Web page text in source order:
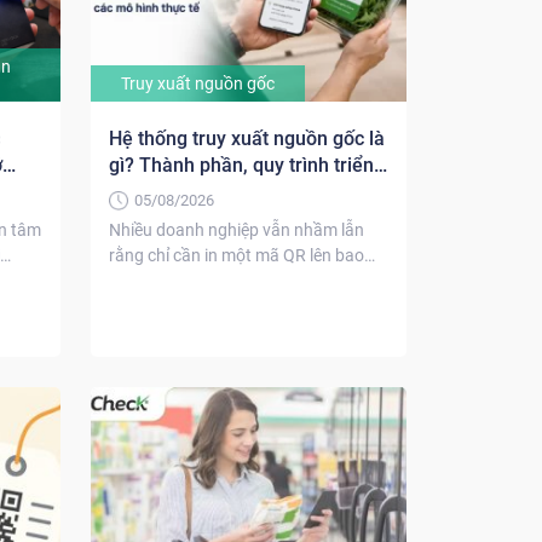
tâm
Truy xuất nguồn gốc
Hệ thống truy xuất nguồn gốc là
gì? Thành phần, quy trình triển
khai và các mô hình thực tế
05/08/2026
Nhiều doanh nghiệp vẫn nhầm lẫn
rằng chỉ cần in một mã QR lên bao